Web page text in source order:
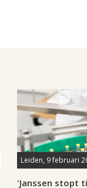
Leiden, 9 februari
'Janssen stopt